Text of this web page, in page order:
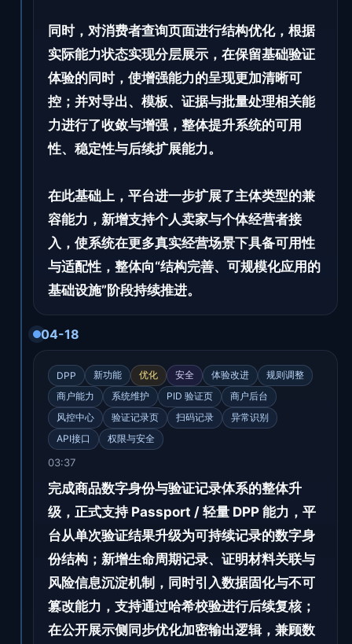
同时，对消费者查询页面进行结构优化，根据
实际能力状态实现分层展示，在保留基础验证
体验的同时，使增强能力的呈现更加清晰可
控；并对导出、模板、证据与批量处理相关能
力进行了收敛与增强，整体提升系统的可用
性、稳定性与后续扩展能力。
在此基础上，平台进一步扩展了主体类型的兼
容能力，新增支持个人卖家与个体经营者接
入，使系统在更多真实经营场景下具备可用性
与适配性，整体向“结构完善、可规模化应用的
基础设施”阶段持续推进。
04-18
DPP 新功能 优化 安全 体验改进
规则调整
商户能力
系统维护 PID 验证页
商户后台
风控中心
验证记录页 扫码记录
异常识别
API接口
权限与安全
03:37
完成商品数字身份与验证记录体系的整体升
级，正式支持 Passport / 轻量 DPP 能力，平
台从单次验证结果升级为可持续记录的数字身
份结构；新增生命周期记录、证明材料关联与
风险信息沉淀机制，同时引入数据固化与不可
篡改能力，支持通过哈希校验进行后续复核；
在公开展示侧同步优化加密输出逻辑，兼顾数